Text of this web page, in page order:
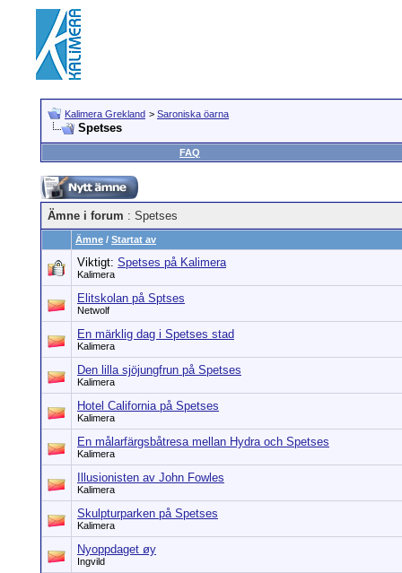
Kalimera Grekland > Saroniska öarna
Spetses
FAQ
Ämne i forum : Spetses
Ämne / Startat av
Viktigt: Spetses på Kalimera
Kalimera
Elitskolan på Sptses
Netwolf
En märklig dag i Spetses stad
Kalimera
Den lilla sjöjungfrun på Spetses
Kalimera
Hotel California på Spetses
Kalimera
En målarfärgsbåtresa mellan Hydra och Spetses
Kalimera
Illusionisten av John Fowles
Kalimera
Skulpturparken på Spetses
Kalimera
Nyoppdaget øy
Ingvild